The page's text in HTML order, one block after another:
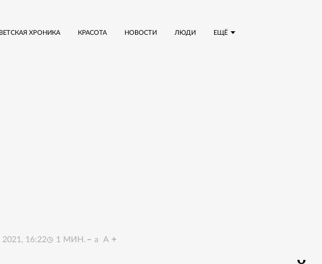
ЕЩЁ
ХРОНИКА КРАСОТА НОВОСТИ ЛЮДИ
16:22 1 МИН. a A